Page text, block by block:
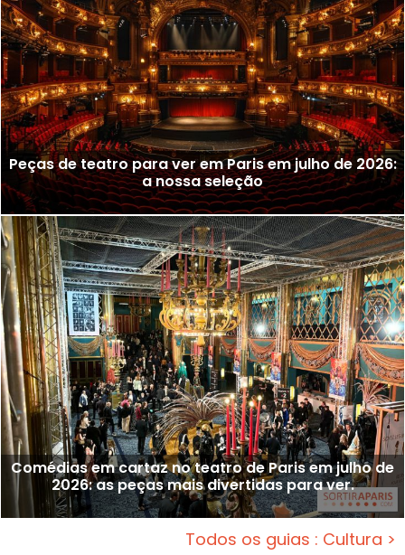
Peças de teatro para ver em Paris em julho de 2026:
a nossa seleção
Comédias em cartaz no teatro de Paris em julho de
2026: as peças mais divertidas para ver.
Todos os guias : Cultura >